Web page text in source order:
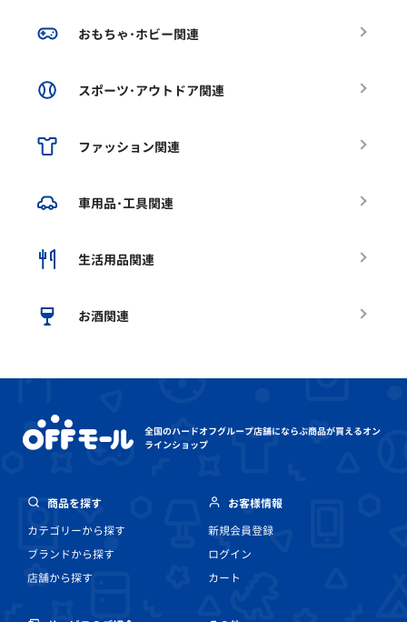
おもちゃ･ホビー関連
スポーツ･アウトドア関連
ファッション関連
車用品･工具関連
生活用品関連
お酒関連
全国のハードオフグループ店舗にならぶ商品が買えるオン
ラインショップ
商品を探す
カテゴリーから探す
ブランドから探す
店舗から探す
お客様情報
新規会員登録
ログイン
カート